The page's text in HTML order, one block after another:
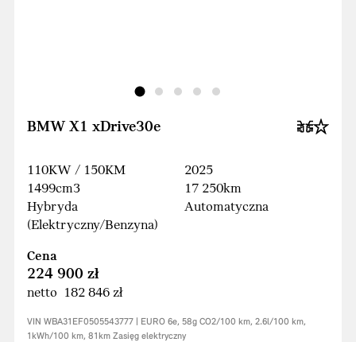
BMW X1 xDrive30e
110KW / 150KM
1499cm3
Hybryda
(Elektryczny/Benzyna)
2025
17 250km
Automatyczna
Cena
224 900 zł
netto 182 846 zł
VIN WBA31EF0505543777 | EURO 6e, 58g CO2/100 km, 2.6l/100 km,
1kWh/100 km, 81km Zasięg elektryczny